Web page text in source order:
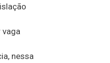
vaga
nessa